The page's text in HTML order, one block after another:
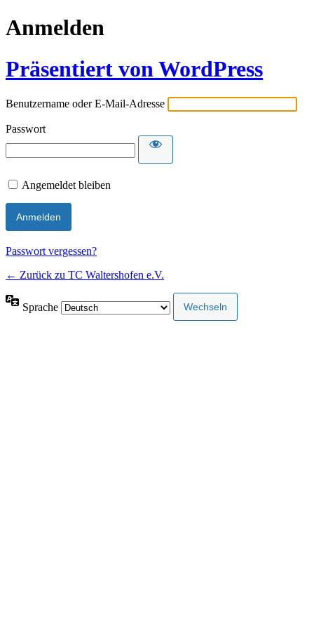
Anmelden
Präsentiert von WordPress
Benutzername oder E-Mail-Adresse
Passwort
Angemeldet bleiben
Passwort vergessen?
← Zurück zu TC Waltershofen e.V.
Sprache